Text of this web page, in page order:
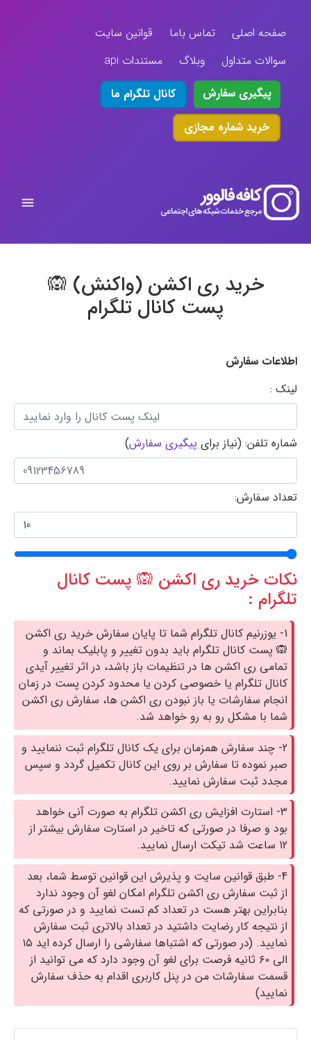
صفحه اصلی تماس باما
قوانین سایت
سوالات متداول
وبلاگ
مستندات api
پیگیری سفارش
کانال تلگرام ما
خرید شماره مجازی
خرید ری اکشن (واکنش) 🙉
پست کانال تلگرام
اطلاعات سفارش
لینک :
شماره تلفن: (نیاز برای پیگیری سفارش)
تعداد سفارش:
نکات خرید ری اکشن 🙉 پست کانال
تلگرام :
1- یوزرنیم کانال تلگرام شما تا پایان سفارش خرید ری اکشن
🙉 پست کانال تلگرام باید بدون تغییر و پابلیک بماند و
تمامی ری اکشن ها در تنظیمات باز باشد، در اثر تغییر آیدی
کانال تلگرام یا خصوصی کردن یا محدود کردن پست در زمان
انجام سفارشات یا باز نبودن ری اکشن ها، سفارش ری اکشن
شما با مشکل رو به رو خواهد شد.
2- چند سفارش همزمان برای یک کانال تلگرام ثبت ننمایید و
صبر نموده تا سفارش بر روی این کانال تکمیل گردد و سپس
مجدد ثبت سفارش نمایید.
3- استارت افزایش ری اکشن تلگرام به صورت آنی خواهد
بود و صرفا در صورتی که تاخیر در استارت سفارش بیشتر از
12 ساعت شد تیکت ارسال نمایید.
4- طبق قوانین سایت و پذیرش این قوانین توسط شما، بعد
از ثبت سفارش ری اکشن تلگرام امکان لغو آن وجود ندارد
بنابراین بهتر هست در تعداد کم تست نمایید و در صورتی که
از نتیجه کار رضایت داشتید در تعداد بالاتری ثبت سفارش
نمایید. (در صورتی که اشتباها سفارشی را ارسال کرده اید ۱۵
الی ۶۰ ثانیه فرصت برای لغو آن وجود دارد که می توانید از
قسمت سفارشات من در پنل کاربری اقدام به حذف سفارش
نمایید)